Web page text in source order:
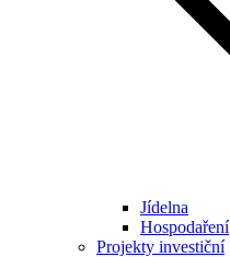
Jídelna
Hospodaření
Projekty investiční